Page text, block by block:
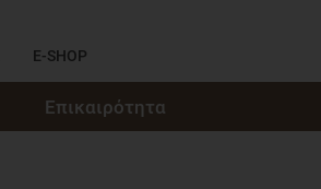
E-SHOP
Επικαιρότητα